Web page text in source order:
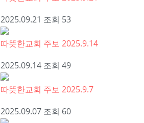
2025.09.21 조회 53
따뜻한교회 주보 2025.9.14
2025.09.14 조회 49
따뜻한교회 주보 2025.9.7
2025.09.07 조회 60